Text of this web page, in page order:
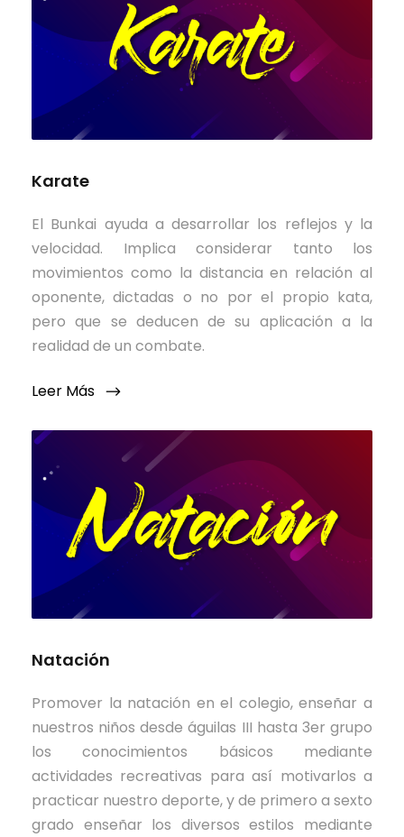
Karate
El Bunkai ayuda a desarrollar los reflejos y la
velocidad. Implica considerar tanto los
movimientos como la distancia en relación al
oponente, dictadas o no por el propio kata,
pero que se deducen de su aplicación a la
realidad de un combate.
Leer Más
Natación
Promover la natación en el colegio, enseñar a
nuestros niños desde águilas III hasta 3er grupo
los conocimientos básicos mediante
actividades recreativas para así motivarlos a
practicar nuestro deporte, y de primero a sexto
grado enseñar los diversos estilos mediante